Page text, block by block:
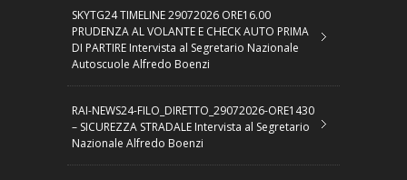
SKYTG24 TIMELINE 29072026 ORE16.00
PRUDENZA AL VOLANTE E CHECK AUTO PRIMA
DI PARTIRE Intervista al Segretario Nazionale
Autoscuole Alfredo Boenzi
RAI-NEWS24-FILO_DIRETTO_29072026-ORE1430
– SICUREZZA STRADALE Intervista al Segretario
Nazionale Alfredo Boenzi